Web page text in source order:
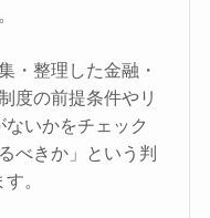
・整理した金融・
度の前提条件やリ
いかをチェック
べきか」という判
。